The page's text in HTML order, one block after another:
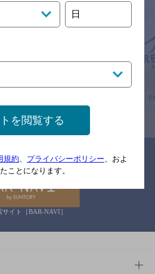
営業時間などの掲載情報については、
されることがありますので、
来店くださいますようお願い申し上げま
提供：ぐるなび
リンク
サイト［BAR-NAVI］
日
を閲覧する
規約、 プライバシーポリシー、およ
ことになります。